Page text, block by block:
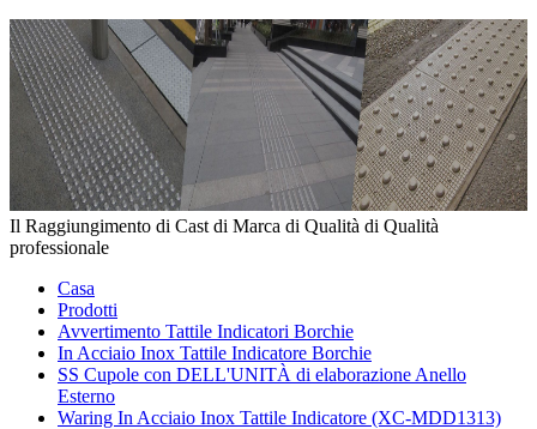
Il Raggiungimento di Cast di Marca di Qualità di Qualità
professionale
Casa
Prodotti
Avvertimento Tattile Indicatori Borchie
In Acciaio Inox Tattile Indicatore Borchie
SS Cupole con DELL'UNITÀ di elaborazione Anello
Esterno
Waring In Acciaio Inox Tattile Indicatore (XC-MDD1313)